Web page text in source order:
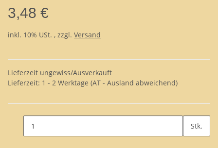
3,48 €
inkl. 10% USt. , zzgl. Versand
Lieferzeit ungewiss/Ausverkauft
Lieferzeit: 1 - 2 Werktage (AT - Ausland abweichend)
Stk.